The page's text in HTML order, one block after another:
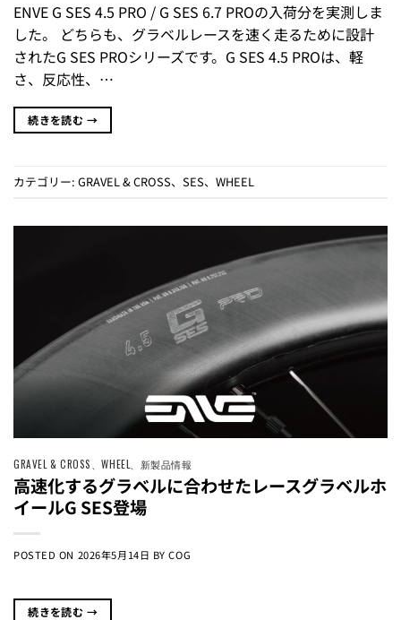
ENVE G SES 4.5 PRO / G SES 6.7 PROの入荷分を実測しま
した。 どちらも、グラベルレースを速く走るために設計
されたG SES PROシリーズです。G SES 4.5 PROは、軽
さ、反応性、…
続きを読む →
カテゴリー: GRAVEL & CROSS、 SES、 WHEEL
GRAVEL & CROSS、WHEEL、 新製品情報
高速化するグラベルに合わせたレースグラベルホ
イールG SES登場
POSTED ON 2026年5月14日 BYCOG
続きを読む →